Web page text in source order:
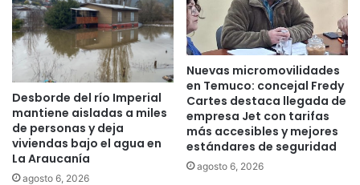
e
l
a
c
a
p
o
p
ó
n
d
e
A
a
u
c
Desborde del río Imperial
mantiene aisladas a miles
de personas y deja
viviendas bajo el agua en
La Araucanía
agosto 6, 2026
Nuevas micromovilidades
en Temuco: concejal Fredy
Cartes destaca llegada de
empresa Jet con tarifas
más accesibles y mejores
estándares de seguridad
agosto 6, 2026